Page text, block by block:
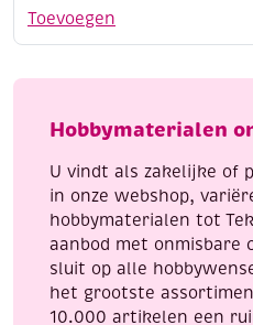
Toevoegen
acrylmarker
aantal
Hobbymaterialen
U vindt als zakelijke of
in onze webshop,
hobbymaterialen tot
aanbod met onmisbare
sluit op alle
het grootste
10.000 artikelen een